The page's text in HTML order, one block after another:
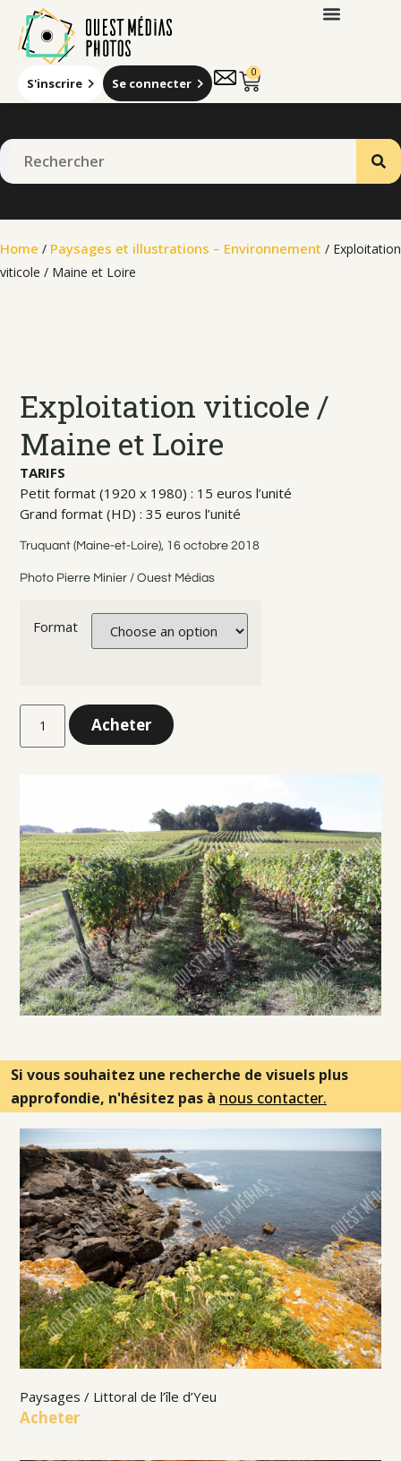
S'inscrire Se connecter
0
Home / Paysages et illustrations – Environnement / Exploitation
viticole / Maine et Loire
Exploitation viticole /
Maine et Loire
TARIFS
Petit format (1920 x 1980) : 15 euros l’unité
Grand format (HD) : 35 euros l’unité
Truquant (Maine-et-Loire), 16 octobre 2018
Photo Pierre Minier / Ouest Médias
Format
Acheter
Si vous souhaitez une recherche de visuels plus
approfondie, n'hésitez pas à nous contacter.
Paysages / Littoral de l’île d’Yeu
Acheter